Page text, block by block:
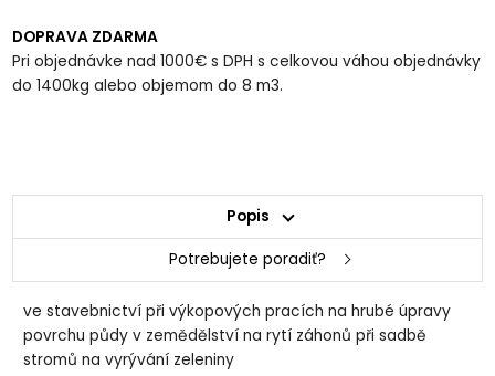
DOPRAVA ZDARMA
Pri objednávke nad 1000€ s DPH s celkovou váhou objednávky
do 1400kg alebo objemom do 8 m3.
Popis
Potrebujete poradiť?
ve stavebnictví při výkopových pracích na hrubé úpravy
povrchu půdy v zemědělství na rytí záhonů při sadbě
stromů na vyrývání zeleniny